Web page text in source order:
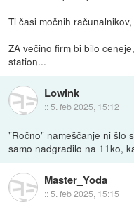
Ti časi močnih
ZA večino firm bi bilo
station...
Lowink
:: 5. feb 2025, 15:12
"Ročno" nameščanje ni šlo
samo nadgradilo na 11ko,
Master_Yoda
::5. feb 2025, 15:15